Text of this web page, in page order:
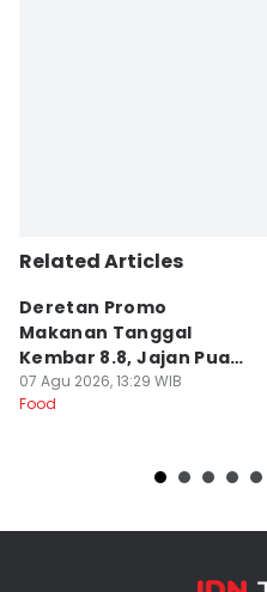
Related Articles
Deretan Promo
Makanan Tanggal
Kembar 8.8, Jajan Puas
dan Cuan!
07 Agu 2026, 13:29 WIB
Food